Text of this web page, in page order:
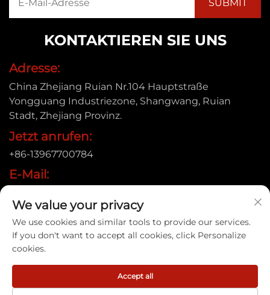
KONTAKTIEREN SIE UNS
Adresse:
China Zhejiang Ruian Nr.104 Hauptstraße
Yongguang Industriezone, Shangwang, Ruian
Stadt, Zhejiang Provinz.
Jetzt anrufen:
+86-13967700784
E-Mail:
Urheberrecht © 2025 Ruian Xinye Packaging Machine
We value your privacy
We use cookies and similar tools to provide our services.
If you don't want to accept all cookies, click Personalize
cookies.
Accept all